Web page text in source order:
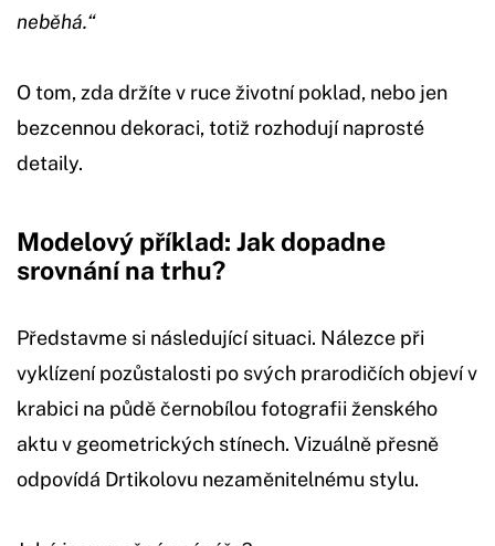
neběhá.“
O tom, zda držíte v ruce životní poklad, nebo jen
bezcennou dekoraci, totiž rozhodují naprosté
detaily.
Modelový příklad: Jak dopadne
srovnání na trhu?
Představme si následující situaci. Nálezce při
vyklízení pozůstalosti po svých prarodičích objeví v
krabici na půdě černobílou fotografii ženského
aktu v geometrických stínech. Vizuálně přesně
odpovídá Drtikolovu nezaměnitelnému stylu.